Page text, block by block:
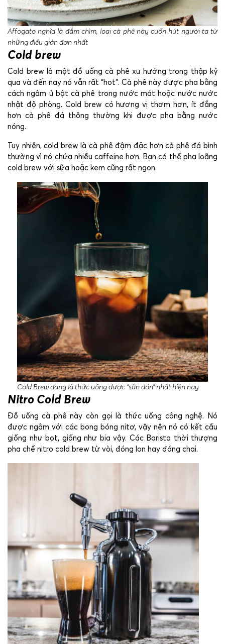
Affogato nghĩa là đắm chìm, loại cà phê này cuốn hút người ta từ
những điều giản đơn nhất
Cold brew
Cold brew là một đồ uống cà phê xu hướng trong thập kỷ
qua và đến nay nó vẫn rất “hot”. Cà phê này được pha bằng
cách ngâm ủ bột cà phê trong nước mát hoặc nước nước
nhật độ phòng. Cold brew có hương vị thơm hơn, ít đắng
hơn cà phê đá thông thường khi được pha bằng nước
nóng.
Tuy nhiên, cold brew là cà phê đậm đặc hơn cà phê đá bình
thường vì nó chứa nhiều caffeine hơn. Bạn có thể pha loãng
cold brew với sữa hoặc kem cũng rất ngon.
Cold Brew đang là thức uống được “săn đón” nhất hiện nay
Nitro Cold Brew
Đồ uống cà phê này còn gọi là thức uống công nghệ. Nó
được ngâm với các bong bóng nitơ, vậy nên nó có kết cấu
giống như bọt, giống như bia vậy. Các Barista thời thượng
pha chế nitro cold brew từ vòi, đóng lon hay đóng chai.